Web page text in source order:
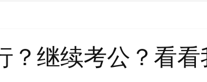
？继续考公？看